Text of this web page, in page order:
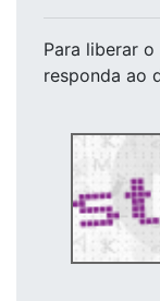
Para liberar o
responda ao